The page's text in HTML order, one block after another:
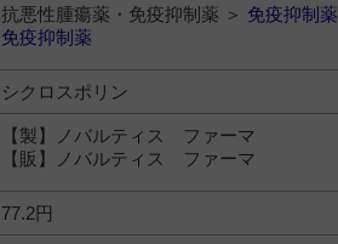
抗悪性腫瘍薬・免疫抑制薬 ＞ 免疫抑制薬
免疫抑制薬
シクロスポリン
【製】ノバルティス ファーマ
【販】ノバルティス ファーマ
77.2円